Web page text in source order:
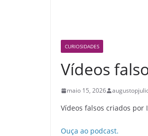
CURIOSIDADES
Vídeos
maio 15, 2026
Vídeos falsos criados
Ouça ao podcast.